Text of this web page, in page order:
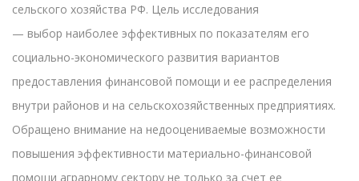
сельского хозяйства РФ. Цель исследования
— выбор наиболее эффективных по показателям его
социально-экономического развития вариантов
предоставления финансовой помощи и ее распределения
внутри районов и на сельскохозяйственных предприятиях.
Обращено внимание на недооцениваемые возможности
повышения эффективности материально-финансовой
помощи аграрному сектору не только за счет ее